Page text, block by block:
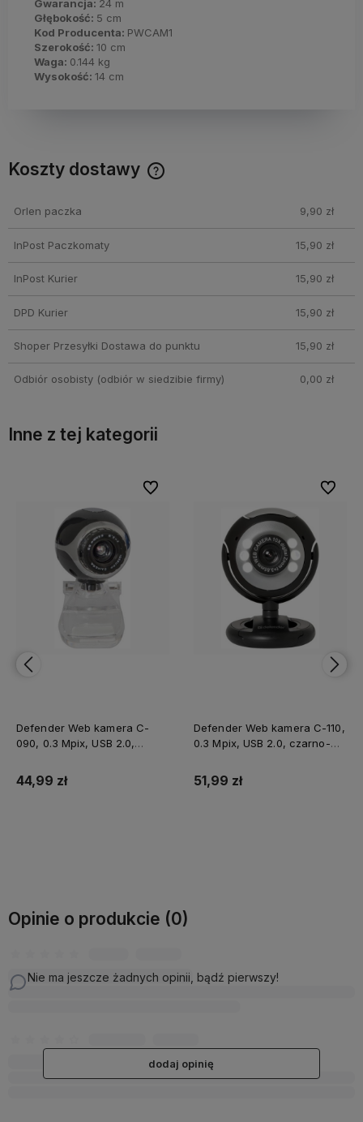
Gwarancja: 24 m
Głębokość: 5 cm
Kod Producenta: PWCAM1
Szerokość: 10 cm
Waga: 0.144 kg
Wysokość: 14 cm
Koszty dostawy
Orlen paczka 9,90 zł
InPost Paczkomaty 15,90 zł
InPost Kurier 15,90 zł
DPD Kurier 15,90 zł
Shoper Przesyłki Dostawa do punktu 15,90 zł
Odbiór osobisty(odbiór w siedzibie firmy) 0,00 zł
Inne z tej kategorii
Defender Web kamera C-
090, 0.3 Mpix, USB 2.0,
44,99 zł
Do ulubionych
Do ulubionych
Defender Web kamera C-110,
0.3 Mpix, USB 2.0, czarno-
51,99 zł
Do
Do
Opinie o produkcie (0)
Nie ma jeszcze żadnych opinii, bądź pierwszy!
dodaj opinię